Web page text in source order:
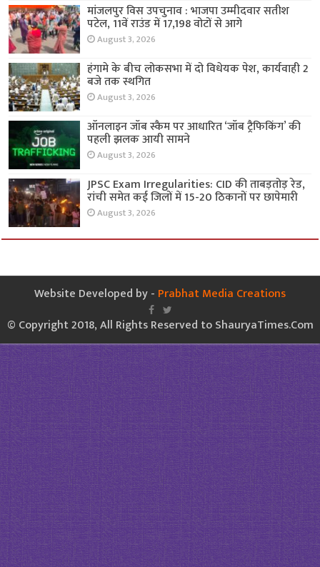
मांजलपुर विस उपचुनाव : भाजपा उम्मीदवार सतीश
पटेल, 11वें राउंड में 17,198 वोटों से आगे
August 3, 2026
हंगामे के बीच लोकसभा में दो विधेयक पेश, कार्यवाही 2
बजे तक स्थगित
August 3, 2026
ऑनलाइन जॉब स्कैम पर आधारित ‘जॉब ट्रैफिकिंग’ की
पहली झलक आयी सामने
August 3, 2026
JPSC Exam Irregularities: CID की ताबड़तोड़ रेड,
रांची समेत कई जिलों में 15-20 ठिकानों पर छापेमारी
August 3, 2026
Website Developed by - Prabhat Media Creations
© Copyright 2018, All Rights Reserved to ShauryaTimes.Com